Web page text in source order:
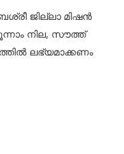
ജില്ലാ മിഷൻ
നില, സൗത്ത്
ലഭ്യമാക്കണം